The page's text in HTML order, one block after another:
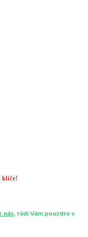
klíče!
nás, rádi Vám pouzdro v